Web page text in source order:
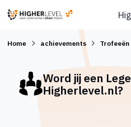
Home achievements
Word jij een
Higherlevel.nl?